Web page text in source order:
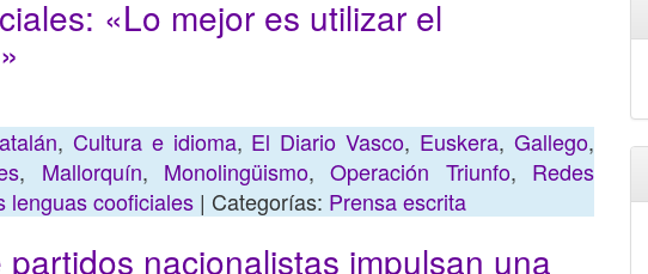
«Lo mejor es utilizar el
, Cultura e idioma, El Diario Vasco, Euskera,Gallego,
, Mallorquín, Monolingüismo,Operación Triunfo, Redes
lenguas cooficiales | Categorías: Prensa escrita
nacionalistas impulsan una